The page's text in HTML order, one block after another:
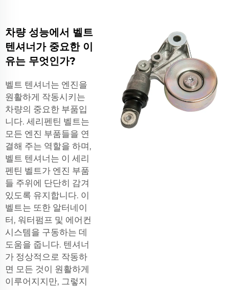
차량 성능에서 벨트
텐셔너가 중요한 이
유는 무엇인가?
벨트 텐셔너는 엔진을
원활하게 작동시키는
차량의 중요한 부품입
니다. 세리펜틴 벨트는
모든 엔진 부품들을 연
결해 주는 역할을 하며,
벨트 텐셔너는 이 세리
펜틴 벨트가 엔진 부품
들 주위에 단단히 감겨
있도록 유지합니다. 이
벨트는 또한 알터네이
터, 워터펌프 및 에어컨
시스템을 구동하는 데
도움을 줍니다. 텐셔너
가 정상적으로 작동하
면 모든 것이 원활하게
이루어지지만, 그렇지